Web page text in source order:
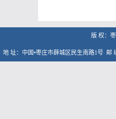
版 权：
地 址：中国•枣庄市薛城区民生南路1号 邮